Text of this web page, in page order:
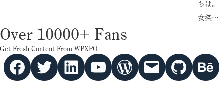
ちは。
女探…
Over 10000+ Fans
Get Fresh Content From WPXPO
Facebook Twitter hello vaa YouTube WordPress Mail GitHub Behance